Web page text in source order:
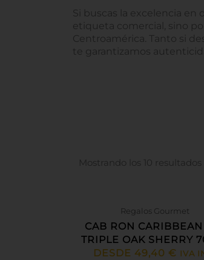
Si buscas la excelencia
etiqueta comercial, sino
Centroamérica. Tanto si
te garantizamos
Mostrando los 10 resultados
Regalos Gourmet
CAB RON
TRIPLE OAK SHERRY
DESDE 49,40 € IVA
producto
tiene
múltiples
variantes.